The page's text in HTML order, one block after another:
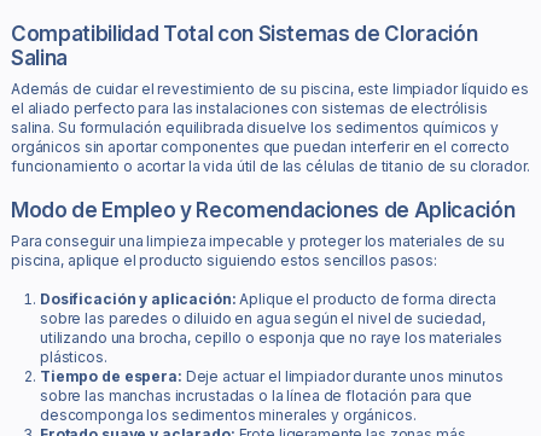
Compatibilidad Total con Sistemas de Cloración
Salina
Además de cuidar el revestimiento de su piscina, este limpiador líquido es
el aliado perfecto para las instalaciones con sistemas de electrólisis
salina. Su formulación equilibrada disuelve los sedimentos químicos y
orgánicos sin aportar componentes que puedan interferir en el correcto
funcionamiento o acortar la vida útil de las células de titanio de su clorador.
Modo de Empleo y Recomendaciones de Aplicación
Para conseguir una limpieza impecable y proteger los materiales de su
piscina, aplique el producto siguiendo estos sencillos pasos:
Dosificación y aplicación: Aplique el producto de forma directa
sobre las paredes o diluido en agua según el nivel de suciedad,
utilizando una brocha, cepillo o esponja que no raye los materiales
plásticos.
Tiempo de espera: Deje actuar el limpiador durante unos minutos
sobre las manchas incrustadas o la línea de flotación para que
descomponga los sedimentos minerales y orgánicos.